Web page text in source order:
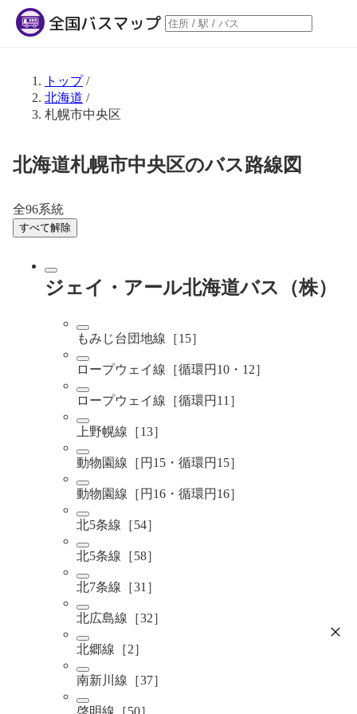
トップ/
北海道 /
札幌市中央区
北海道札幌市中央区のバス路線図
全96系統
すべて解除
ジェイ・アール北海道バス（株）
もみじ台団地線［15］
ロープウェイ線［循環円10・12］
ロープウェイ線［循環円11］
上野幌線［13］
動物園線［円15・循環円15］
動物園線［円16・循環円16］
北5条線［54］
北5条線［58］
北7条線［31］
北広島線［32］
北郷線［2］
南新川線［37］
啓明線［50］